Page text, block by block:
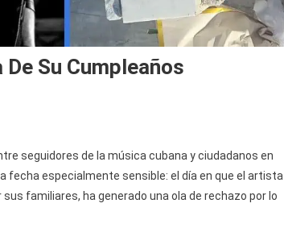
De Su Cumpleaños
seguidores de la música cubana y ciudadanos en
fecha especialmente sensible: el día en que el artista
familiares, ha generado una ola de rechazo por lo